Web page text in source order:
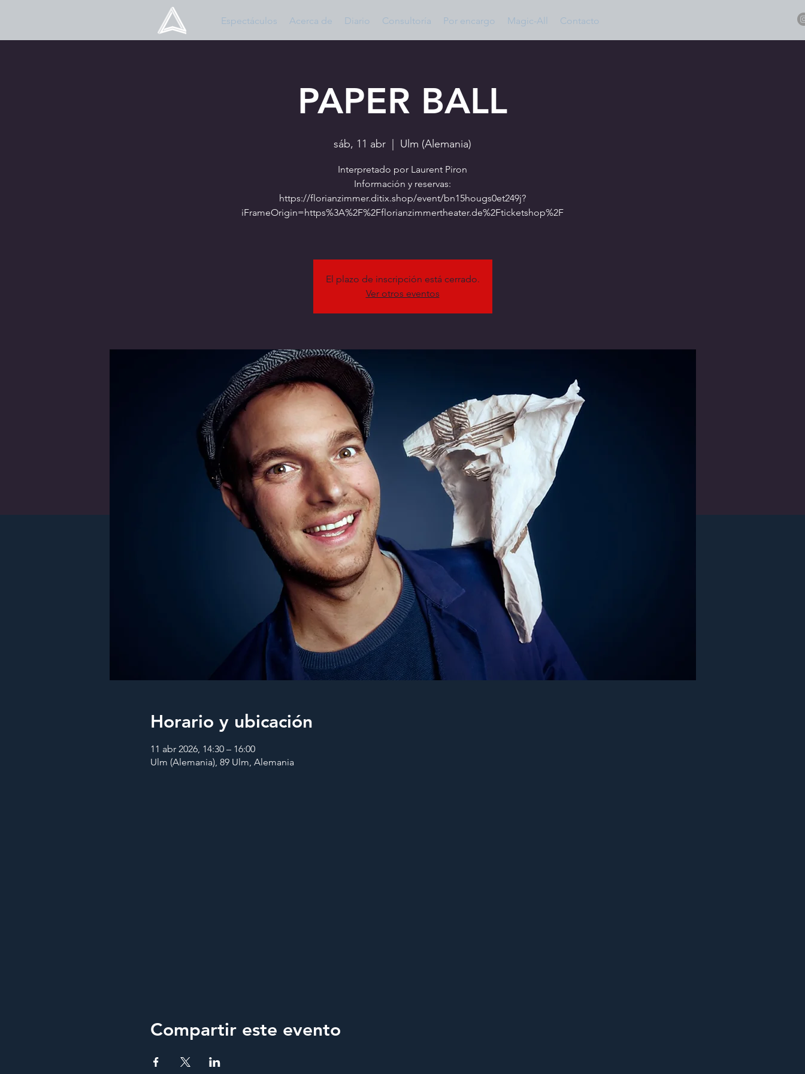
Espectáculos Acerca de Diario Consultoría Por encargo Magic-All Contacto
PAPER BALL
sáb, 11 abr Ulm (Alemania)
Interpretado por Laurent Piron
Información y reservas:
https://florianzimmer.ditix.shop/event/bn15hougs0et249j?
iFrameOrigin=https%3A%2F%2Fflorianzimmertheater.de%2Fticketshop%2F
El plazo de inscripción está cerrado.
Ver otros eventos
Horario y ubicación
11 abr 2026, 14:30 – 16:00
Ulm (Alemania), 89 Ulm, Alemania
Compartir este evento